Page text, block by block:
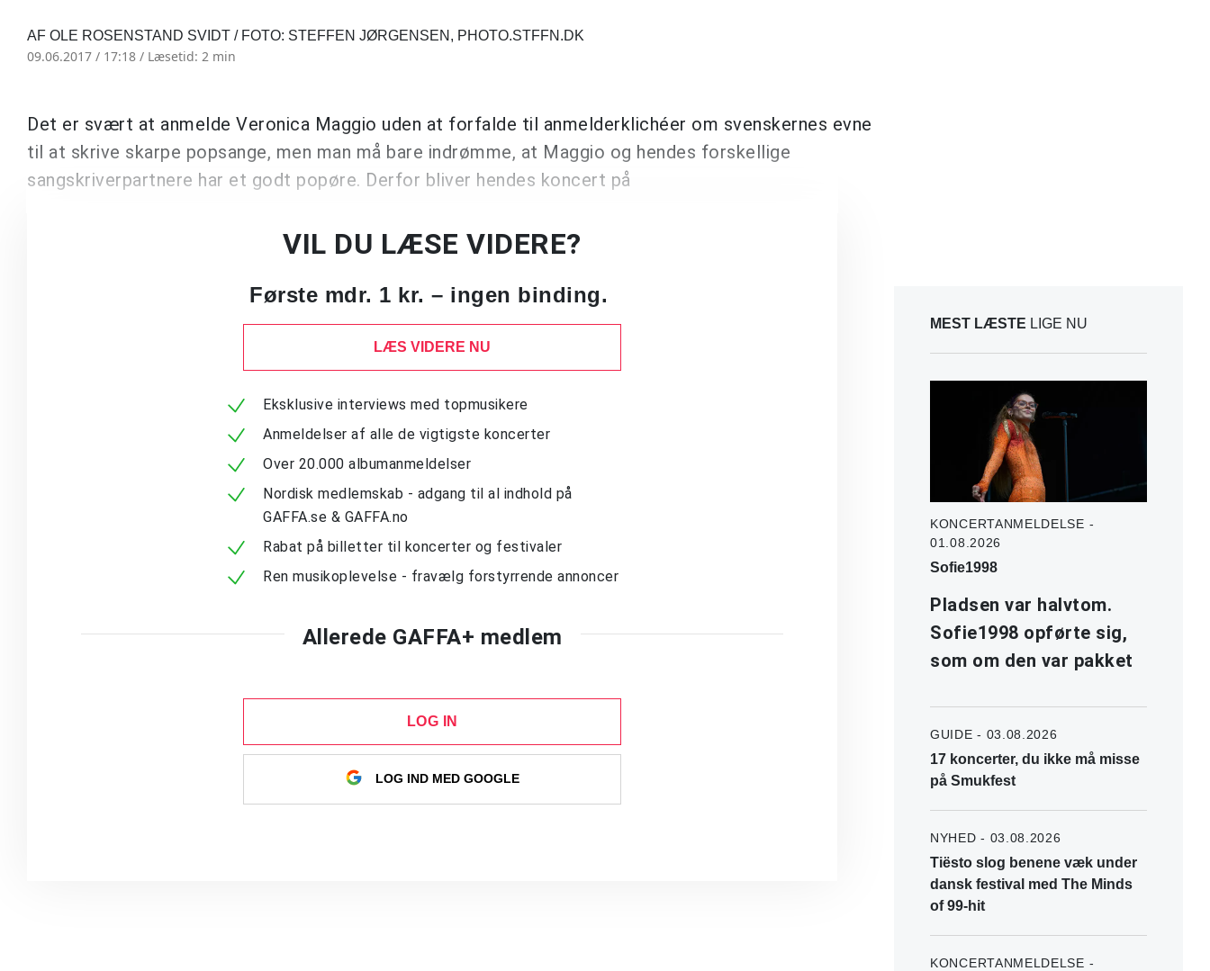
AF OLE ROSENSTAND SVIDT / FOTO: STEFFEN JØRGENSEN, PHOTO.STFFN.DK
09.06.2017 / 17:18 / Læsetid: 2 min
Det er svært at anmelde Veronica Maggio uden at forfalde til anmelderklichéer om svenskernes evne
til at skrive skarpe popsange, men man må bare indrømme, at Maggio og hendes forskellige
sangskriverpartnere har et godt popøre. Derfor bliver hendes koncert på
VIL DU LÆSE VIDERE?
Første mdr. 1 kr. – ingen binding.
LÆS VIDERE NU
Eksklusive interviews med topmusikere
Anmeldelser af alle de vigtigste koncerter
Over 20.000 albumanmeldelser
Nordisk medlemskab - adgang til al indhold på
GAFFA.se & GAFFA.no
Rabat på billetter til koncerter og festivaler
Ren musikoplevelse - fravælg forstyrrende annoncer
Allerede GAFFA+ medlem
LOG IN
LOG IND MED GOOGLE
MEST LÆSTE LIGE NU
KONCERTANMELDELSE -
01.08.2026
Sofie1998
Pladsen var halvtom.
Sofie1998 opførte sig,
som om den var pakket
GUIDE - 03.08.2026
17 koncerter, du ikke må misse
på Smukfest
NYHED - 03.08.2026
Tiësto slog benene væk under
dansk festival med The Minds
of 99-hit
KONCERTANMELDELSE -